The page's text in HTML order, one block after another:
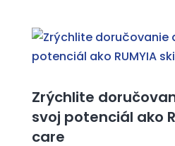
Zrýchlite
svoj potenciál ako
care